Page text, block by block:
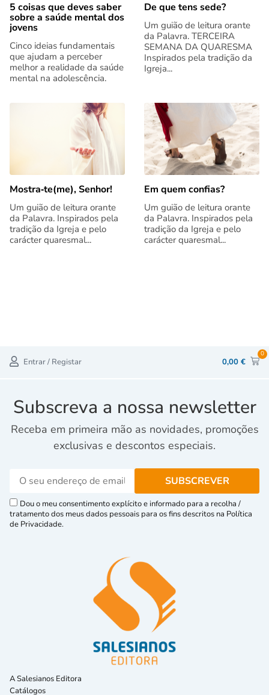
5 coisas que deves saber
sobre a saúde mental dos
jovens
Cinco ideias fundamentais
que ajudam a perceber
melhor a realidade da saúde
mental na adolescência.
De que tens sede?
Um guião de leitura orante
da Palavra. TERCEIRA
SEMANA DA QUARESMA
Inspirados pela tradição da
Igreja...
Mostra‑te(me), Senhor!
Um guião de leitura orante
da Palavra. Inspirados pela
tradição da Igreja e pelo
carácter quaresmal...
Em quem confias?
Um guião de leitura orante
da Palavra. Inspirados pela
tradição da Igreja e pelo
carácter quaresmal...
Entrar / Registar 0,00 €
0
Subscreva a nossa newsletter
Receba em primeira mão as novidades, promoções
exclusivas e descontos especiais.
Dou o meu consentimento explícito e informado para a recolha /
tratamento dos meus dados pessoais para os fins descritos na Política
de Privacidade.
A Salesianos Editora
Catálogos